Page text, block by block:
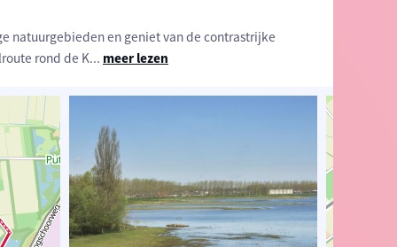
natuurgebieden en geniet van de contrastrijke
rond de K... meer lezen